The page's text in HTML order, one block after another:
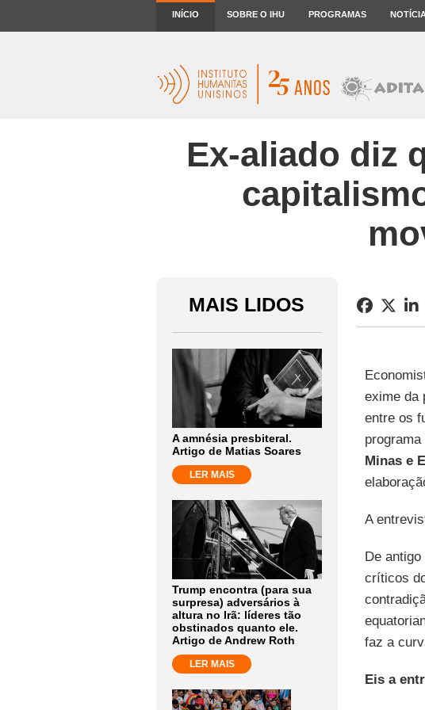
INÍCIO SOBRE O IHU PROGRAMAS
Ex-aliado diz
MAIS LIDOS
A amnésia presbiteral.
Artigo de Matias Soares
LER MAIS
Trump encontra (para sua
surpresa) adversários à
altura no Irã: líderes tão
obstinados quanto ele.
Artigo de Andrew Roth
LER MAIS
exime da
entre os
Minas e
A
De
críticos
faz a
Eis a